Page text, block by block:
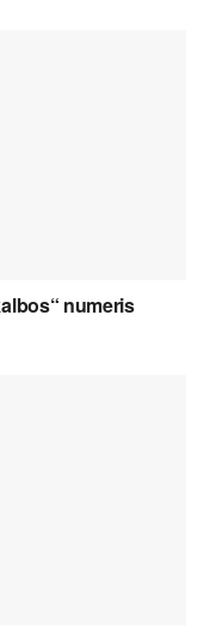
numeris